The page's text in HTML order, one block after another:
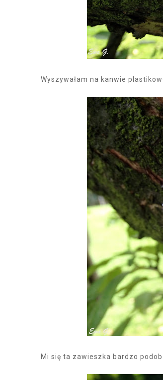
Wyszywałam na kanwie
Mi się ta zawieszka bardzo